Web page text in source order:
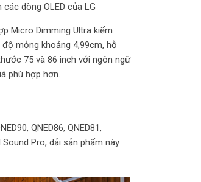
dòng OLED của LG
Micro Dimming Ultra kiểm
mỏng khoảng 4,99cm, hỗ
75 và 86 inch với ngôn ngữ
phù hợp hơn.
QNED86, QNED81,
Sound Pro, dải sản phẩm này